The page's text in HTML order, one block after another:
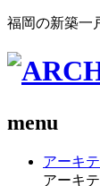
福岡の新築一
menu
アーキ
アーキ